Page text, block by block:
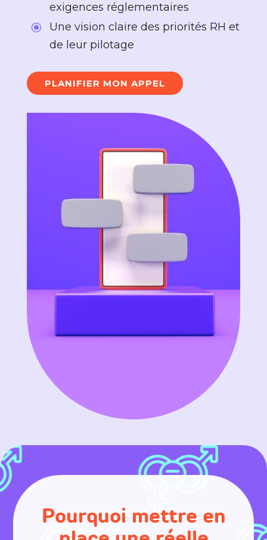
exigences réglementaires
\
Une vision claire des priorités RH et
de leur pilotage
PLANIFIER MON APPEL
Pourquoi mettre en